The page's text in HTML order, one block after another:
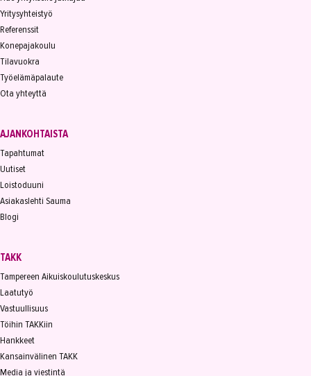
Yritysyhteistyö
Referenssit
Konepajakoulu
Tilavuokra
Työelämäpalaute
Ota yhteyttä
AJANKOHTAISTA
Tapahtumat
Uutiset
Loistoduuni
Asiakaslehti Sauma
Blogi
TAKK
Tampereen Aikuiskoulutuskeskus
Laatutyö
Vastuullisuus
Töihin TAKKiin
Hankkeet
Kansainvälinen TAKK
Media ja viestintä